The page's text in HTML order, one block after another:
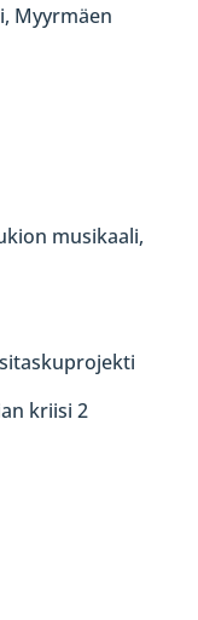
Myyrmäen
musikaali,
kriisi 2